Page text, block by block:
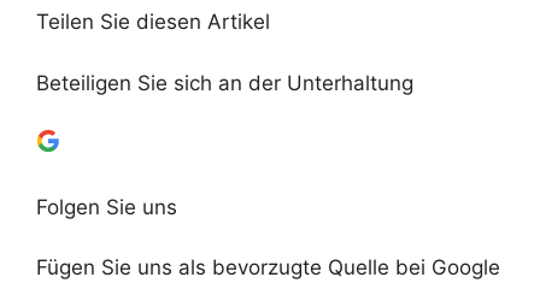
Teilen Sie diesen Artikel
Beteiligen Sie sich an der Unterhaltung
Folgen Sie uns
Fügen Sie uns als bevorzugte Quelle bei Google